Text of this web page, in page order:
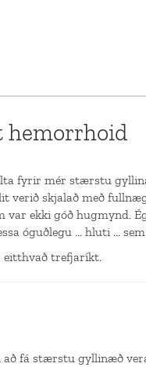
hemorrhoid
fyrir mér stærstu
verið skjalað með
var ekki góð hugmynd.
óguðlegu ... hluti ...
eitthvað trefjaríkt.
að fá stærstu gyllinæð